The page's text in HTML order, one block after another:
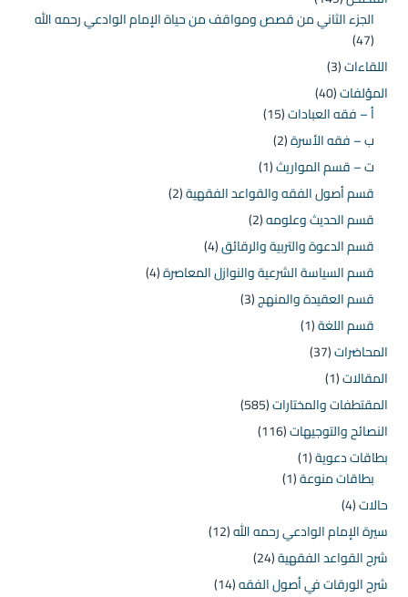
الجزء الثاني من قصص ومواقف من حياة الإمام الوادعي رحمه الله
(47)
اللقاءات(3)
المؤلفات(40)
أ – فقه العبادات(15)
ب – فقه الأسرة(2)
ت – قسم المواريث(1)
قسم أصول الفقه والقواعد الفقهية(2)
قسم الحديث وعلومه(2)
قسم الدعوة والتربية والرقائق(4)
قسم السياسة الشرعية والنوازل المعاصرة(4)
قسم العقيدة والمنهج(3)
قسم اللغة(1)
المحاضرات(37)
المقالات(1)
المقتطفات والمختارات(585)
النصائح والتوجيهات(116)
بطاقات دعوية(1)
بطاقات منوعة(1)
حالات(4)
سيرة الإمام الوادعي رحمه الله(12)
شرح القواعد الفقهية(24)
شرح الورقات في أصول الفقه(14)